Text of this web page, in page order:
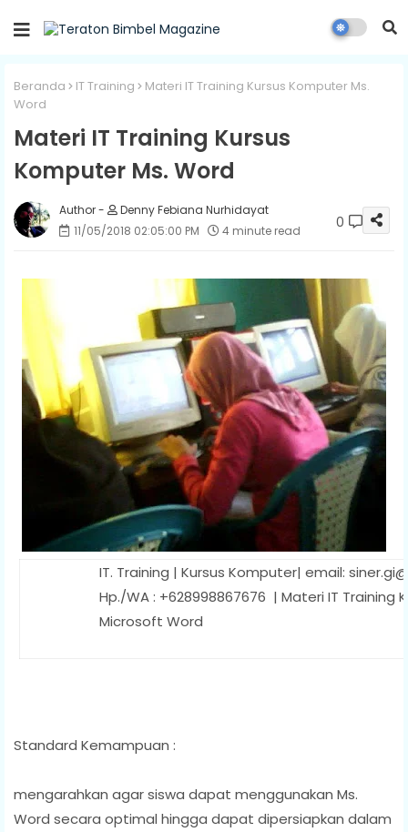
Beranda IT Training
Materi IT Training Kursus Komputer Ms.
Word
Materi IT Training Kursus
Komputer Ms. Word
Denny Febiana Nurhidayat
11/05/2018 02:05:00 PM
4 minute read 0
IT. Training | Kursus Komputer| email:
Hp./WA : +628998867676 | Materi IT Training
Microsoft Word
Standard Kemampuan :
mengarahkan agar siswa dapat menggunakan Ms.
Word secara optimal hingga dapat dipersiapkan dalam